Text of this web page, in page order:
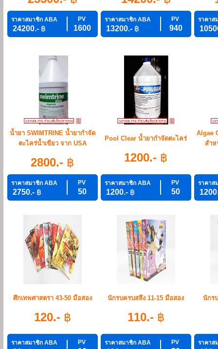
ราคาสมาชิก ABA PV
24200.- ฿ 1600
ราคาสมาชิก ABA PV
13200.- ฿ 940
ราคาส
น้ำยา SWIMTRINE น้ำยากำจัด
ตะไคร่น้ำเขียว จาก USA
2800.- ฿
ราคาสมาชิก ABA PV
2750.- ฿ 50
Pool Clear น้ำยากำจัดตะไคร่
1200.- ฿
ราคาสมาชิก ABA PV
1200.- ฿ 50
Algae
สำห
ราคาส
ศึกเทพศาสตรา 43-50 มือสอง
120.- ฿
ราคาสมาชิก ABA PV
นักรบครบสลึง 11-15 มือสอง
110.- ฿
ราคาสมาชิก ABA PV
นักร
ราคาส